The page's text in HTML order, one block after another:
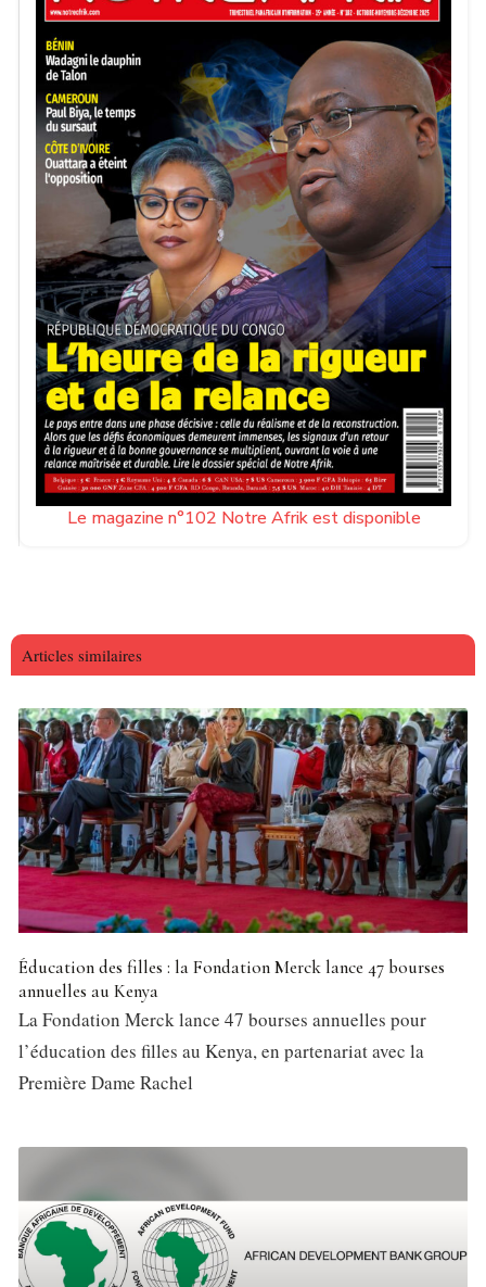
Le magazine n°102 Notre Afrik est disponible
Articles similaires
Éducation des filles : la Fondation Merck lance 47 bourses
annuelles au Kenya
La Fondation Merck lance 47 bourses annuelles pour
l’éducation des filles au Kenya, en partenariat avec la
Première Dame Rachel